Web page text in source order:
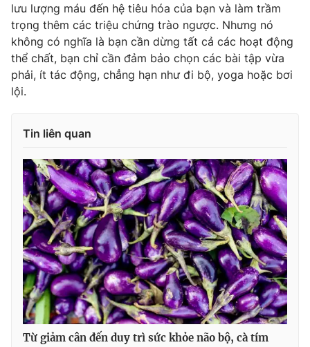
lưu lượng máu đến hệ tiêu hóa của bạn và làm trầm
trọng thêm các triệu chứng trào ngược. Nhưng nó
không có nghĩa là bạn cần dừng tất cả các hoạt động
thể chất, bạn chỉ cần đảm bảo chọn các bài tập vừa
phải, ít tác động, chẳng hạn như đi bộ, yoga hoặc bơi
lội.
Tin liên quan
Từ giảm cân đến duy trì sức khỏe não bộ, cà tím